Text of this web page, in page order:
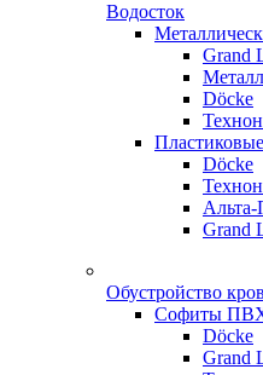
Водосток
Grand
Döсkе
Döcke
Grand
Обустройство
Софиты
Döcke
Grand